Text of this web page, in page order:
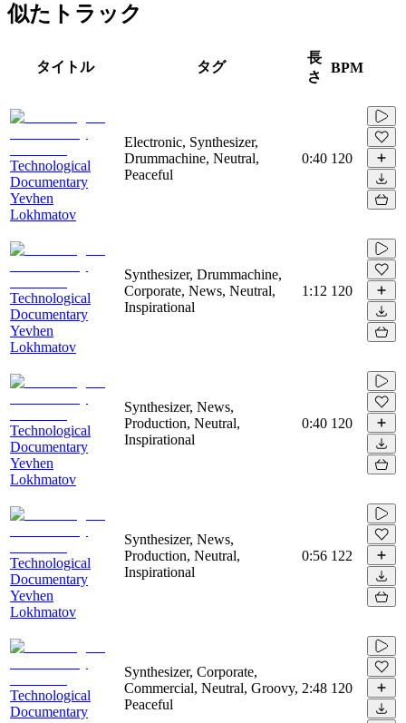
似たトラック
タイトル タグ
長
さ
BPM
Technological
Documentary
Yevhen
Lokhmatov
Electronic, Synthesizer,
Drummachine, Neutral,
Peaceful
0:40 120
Technological
Documentary
Yevhen
Lokhmatov
Synthesizer, Drummachine,
Corporate, News, Neutral,
Inspirational
1:12 120
Technological
Documentary
Yevhen
Lokhmatov
Synthesizer, News,
Production, Neutral,
Inspirational
0:40 120
Technological
Documentary
Yevhen
Lokhmatov
Synthesizer, News,
Production, Neutral,
Inspirational
0:56 122
Technological
Documentary
Synthesizer, Corporate,
Commercial, Neutral, Groovy,
Peaceful
2:48 120